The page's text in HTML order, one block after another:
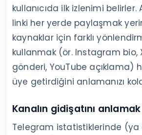
kullanıcıda ilk izlenimi belirler.
linki her yerde paylaşmak
kaynaklar için farklı
kullanmak (ör. Instagram bio,
gönderi, YouTube açıklama)
üye getirdiğini anlamanızı
Kanalın gidişatını
Telegram istatistiklerinde (ya